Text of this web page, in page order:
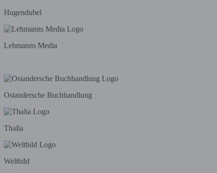
Hugendubel
Lehmanns Media
Osiandersche Buchhandlung
Thalia
Weltbild